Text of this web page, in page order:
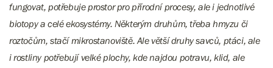
fungovat, potřebuje prostor pro přírodní procesy, ale i jednotlivé
biotopy a celé ekosystémy. Některým druhům, třeba hmyzu či
roztočům, stačí mikrostanoviště. Ale větší druhy savců, ptáci, ale
i rostliny potřebují velké plochy, kde najdou potravu, klid, ale